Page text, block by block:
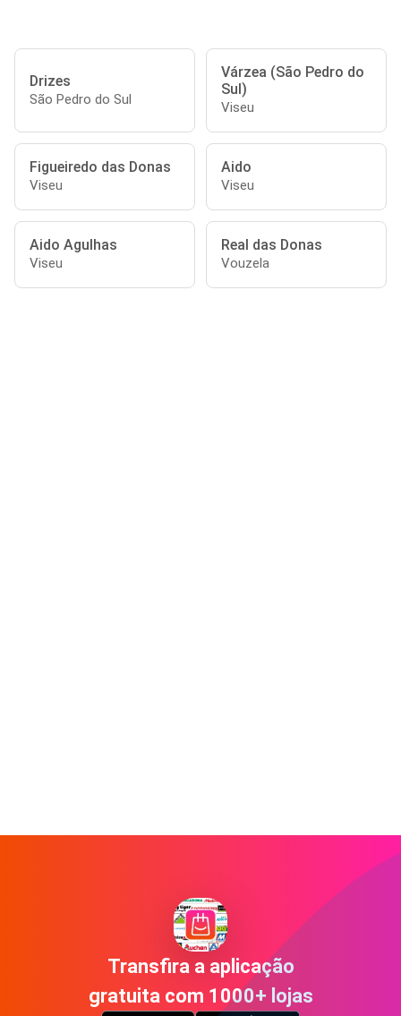
Drizes
São Pedro do Sul
Várzea (São Pedro do
Sul)
Viseu
Figueiredo das Donas
Viseu
Aido
Viseu
Aido Agulhas
Viseu
Real das Donas
Vouzela
Transfira a aplicação
gratuita com 1000+ lojas